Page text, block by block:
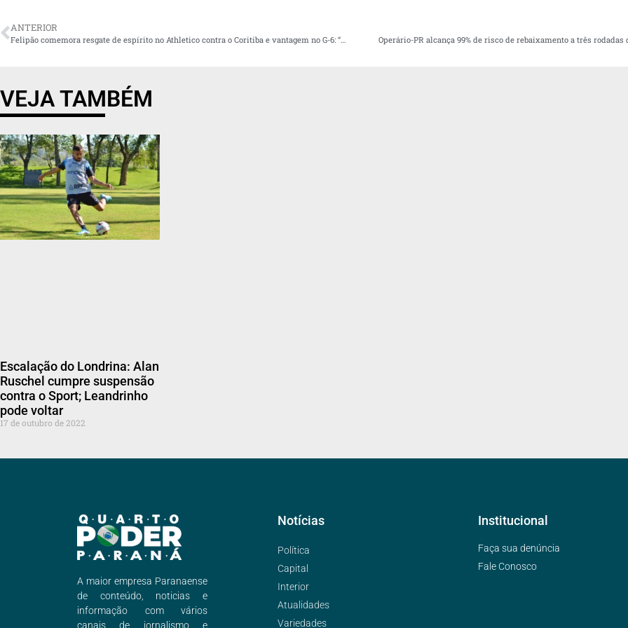
ANTERIOR
Felipão comemora resgate de espírito no Athletico contra o Coritiba e vantagem no G-6: “Nos dá respiro” Operário-PR alcança 99% de risco de rebaixamento a três rodadas
VEJA TAMBÉM
Escalação do Londrina: Alan
Ruschel cumpre suspensão
contra o Sport; Leandrinho
pode voltar
17 de outubro de 2022
A maior empresa Paranaense
de conteúdo, noticias e
informação com vários
canais de jornalismo e
Notícias
Política
Capital
Interior
Atualidades
Variedades
Institucional
Faça sua denúncia
Fale Conosco